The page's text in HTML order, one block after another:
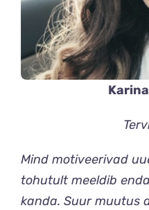
Mind motiveerivad
tohutult meeldib
kanda. Suur muutus